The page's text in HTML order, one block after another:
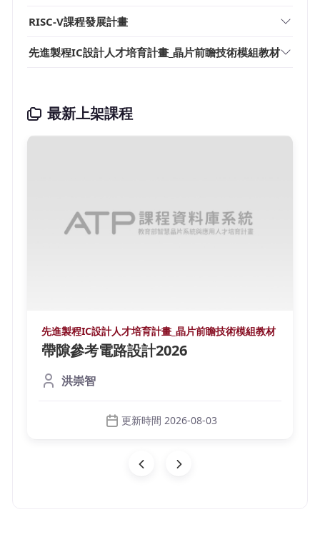
RISC-V課程發展計畫
先進製程IC設計人才培育計畫_晶片前瞻技術模組教材
最新上架課程
先進製程IC設計人才培育計畫_晶片前瞻技術模組教材
帶隙參考電路設計2026
洪崇智
更新時間 2026-08-03